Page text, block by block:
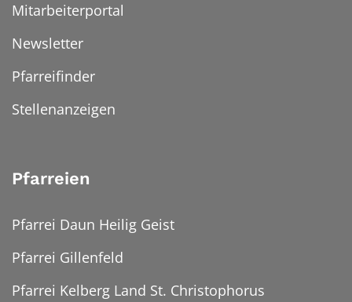
Mitarbeiterportal
Newsletter
Pfarreifinder
Stellenanzeigen
Pfarreien
Pfarrei Daun Heilig Geist
Pfarrei Gillenfeld
Pfarrei Kelberg Land St. Christophorus